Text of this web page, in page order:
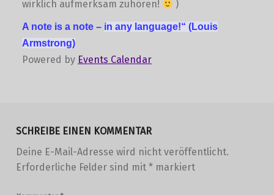
wirklich aufmerksam zuhören!
)
A note is a note – in any language!“ (Louis
Armstrong)
Powered by Events Calendar
SCHREIBE EINEN KOMMENTAR
Deine E-Mail-Adresse wird nicht veröffentlicht.
Erforderliche Felder sind mit *markiert